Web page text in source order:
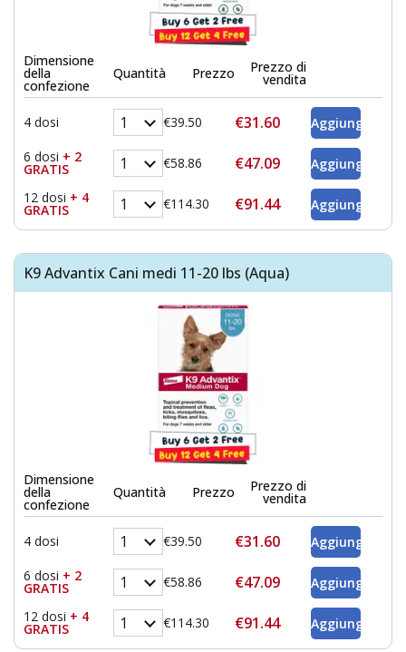
Dimensione
della
confezione
Quantità Prezzo Prezzo di
vendita
4 dosi €39.50 €31.60
6 dosi + 2
GRATIS €58.86 €47.09
12 dosi + 4
GRATIS €114.30 €91.44
K9 Advantix Cani medi 11-20 lbs (Aqua)
Dimensione
della
confezione
Quantità Prezzo Prezzo di
vendita
4 dosi €39.50 €31.60
6 dosi + 2
GRATIS €58.86 €47.09
12 dosi + 4
GRATIS €114.30 €91.44